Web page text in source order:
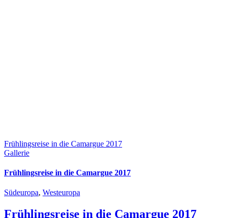
Frühlingsreise in die Camargue 2017
Gallerie
Frühlingsreise in die Camargue 2017
Südeuropa, Westeuropa
Frühlingsreise in die Camargue 2017